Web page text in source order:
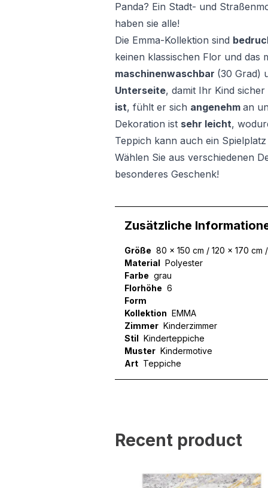
Panda? Ein Stadt- und
haben sie alle!
Die Emma-Kollektion sind
keinen klassischen Flor und das
maschinenwaschbar (30 Grad)
Unterseite, damit Ihr Kind
ist, fühlt er sich angenehm an
Dekoration ist sehr leicht,
Teppich kann auch ein
Wählen Sie aus verschiedenen
besonderes Geschenk!
Zusätzliche
Größe 80 x 150 cm / 120 x 170 cm
Material Polyester
Farbe grau
Florhöhe 6
Form
Kollektion EMMA
Zimmer Kinderzimmer
Stil Kinderteppiche
Muster Kindermotive
Art Teppiche
Recent product
Wir verwenden Cookies,
Notwendige Cookies sind